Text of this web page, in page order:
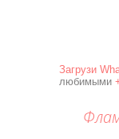
Загрузи
любимыми